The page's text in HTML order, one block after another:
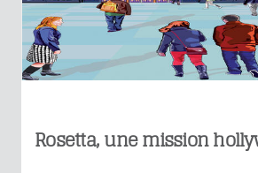
Rosetta, une mission